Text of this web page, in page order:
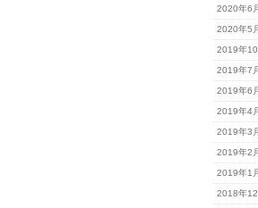
2020年6
2020年5
2019年10
2019年7
2019年6
2019年4
2019年3
2019年2
2019年1
2018年12